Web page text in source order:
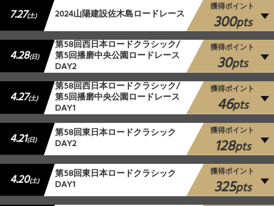
7.27(土) 2024山陽建設佐木島ロードレース
獲得ポイント
300pts
4.28(日)
第58回西日本ロードクラシック/
第5回播磨中央公園ロードレース
DAY2
獲得ポイント
30pts
4.27(土)
第58回西日本ロードクラシック/
第5回播磨中央公園ロードレース
DAY1
獲得ポイント
46pts
4.21(日) 第58回東日本ロードクラシック
DAY2
獲得ポイント
128pts
4.20(土) 第58回東日本ロードクラシック
DAY1
獲得ポイント
325pts